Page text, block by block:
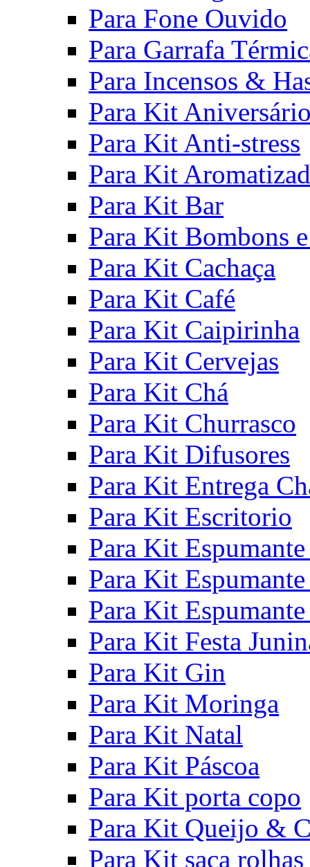
Para Fone Ouvido
Para Garrafa
Para Incensos &
Para Kit
Para Kit Anti-stress
Para Kit
Para Kit Bar
Para Kit Bombons
Para Kit Cachaça
Para Kit Café
Para Kit Caipirinha
Para Kit Cervejas
Para Kit Chá
Para Kit Churrasco
Para Kit Difusores
Para Kit Entrega
Para Kit Escritorio
Para Kit
Para Kit
Para Kit
Para Kit Festa
Para Kit Gin
Para Kit Moringa
Para Kit Natal
Para Kit Páscoa
Para Kit porta copo
Para Kit Queijo &
Para Kit saca rolhas